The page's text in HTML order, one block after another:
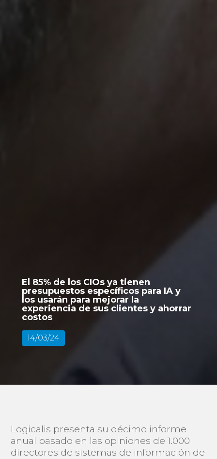
El 85% de los CIOs ya tienen
presupuestos específicos para IA y
los usarán para mejorar la
experiencia de sus clientes y ahorrar
costos
14/03/24
Logicalis presenta su décimo informe
anual basado en las opiniones de 1.000
directores de sistemas de información de